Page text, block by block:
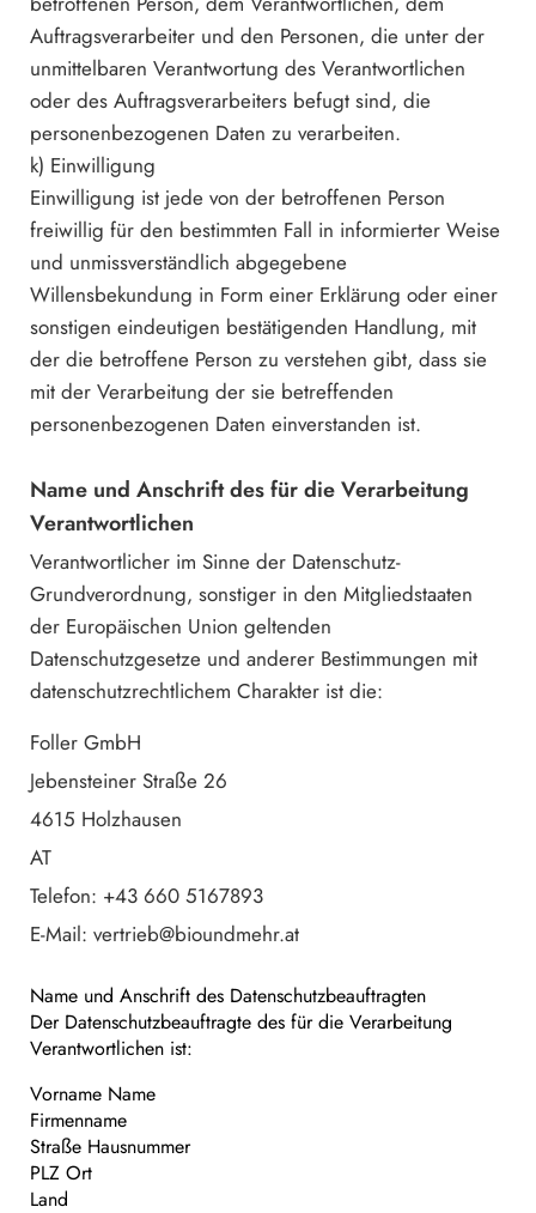
Auftragsverarbeiter und den Personen, die unter der
unmittelbaren Verantwortung des Verantwortlichen
oder des Auftragsverarbeiters befugt sind, die
personenbezogenen Daten zu verarbeiten.
k) Einwilligung
Einwilligung ist jede von der betroffenen Person
freiwillig für den bestimmten Fall in informierter Weise
und unmissverständlich abgegebene
Willensbekundung in Form einer Erklärung oder einer
sonstigen eindeutigen bestätigenden Handlung, mit
der die betroffene Person zu verstehen gibt, dass sie
mit der Verarbeitung der sie betreffenden
personenbezogenen Daten einverstanden ist.
Name und Anschrift des für die Verarbeitung
Verantwortlichen
Verantwortlicher im Sinne der Datenschutz-
Grundverordnung, sonstiger in den Mitgliedstaaten
der Europäischen Union geltenden
Datenschutzgesetze und anderer Bestimmungen mit
datenschutzrechtlichem Charakter ist die:
Foller GmbH
Jebensteiner Straße 26
4615 Holzhausen
AT
Telefon: +43 660 5167893
E-Mail: vertrieb@bioundmehr.at
Name und Anschrift des Datenschutzbeauftragten
Der Datenschutzbeauftragte des für die Verarbeitung
Verantwortlichen ist:
Vorname Name
Firmenname
Straße Hausnummer
PLZ Ort
Land